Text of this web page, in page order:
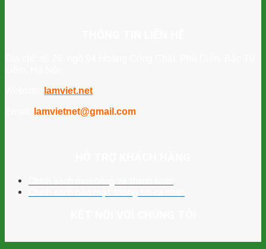
lamviet.net
lamvietnet@gmail.com